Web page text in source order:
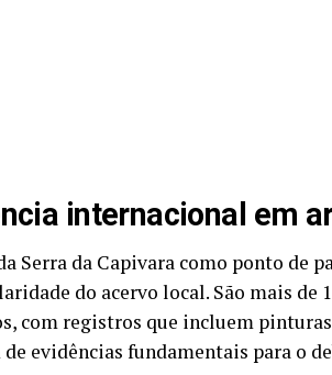
internacional em
Serra da Capivara como ponto de
do acervo local. São mais de
com registros que incluem
de evidências fundamentais para o